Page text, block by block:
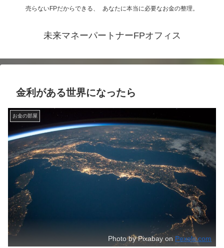
売らないFPだからできる、 あなたに本当に必要なお金の整理。
未来マネーパートナーFPオフィス
金利がある世界になったら
お金の部屋
Photo by Pixabay onPexels.com